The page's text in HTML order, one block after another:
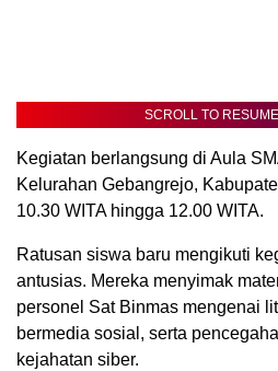
SCROLL TO
Kegiatan berlangsung di Aula
Kelurahan Gebangrejo,
10.30 WITA hingga 12.00 WITA.
Ratusan siswa baru mengikuti
antusias. Mereka menyimak
personel Sat Binmas mengenai
bermedia sosial, serta
kejahatan siber.